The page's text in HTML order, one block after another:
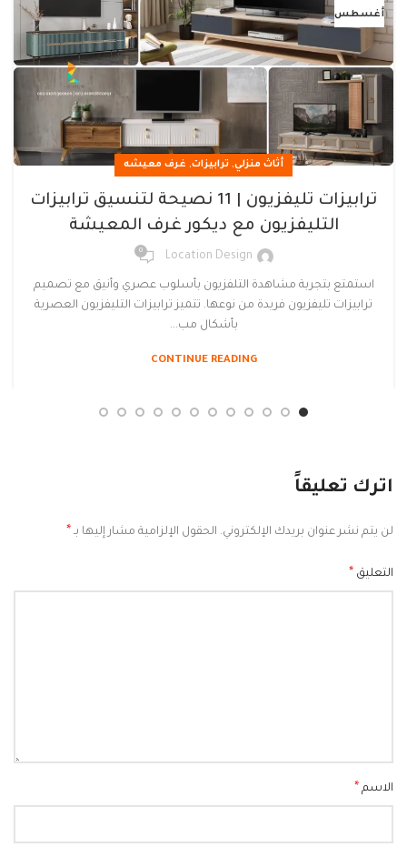
أغسطس
أثاث منزلي, ترابيزات, غرف معيشه
ترابيزات تليفزيون | 11 نصيحة لتنسيق ترابيزات
التليفزيون مع ديكور غرف المعيشة
Location Design
0
استمتع بتجربة مشاهدة التلفزيون بأسلوب عصري وأنيق مع تصميم
ترابيزات تليفزيون فريدة من نوعها. تتميز ترابيزات التليفزيون العصرية
بأشكال مب...
CONTINUE READING
اترك تعليقاً
لن يتم نشر عنوان بريدك الإلكتروني. الحقول الإلزامية مشار إليها بـ *
التعليق *
الاسم *